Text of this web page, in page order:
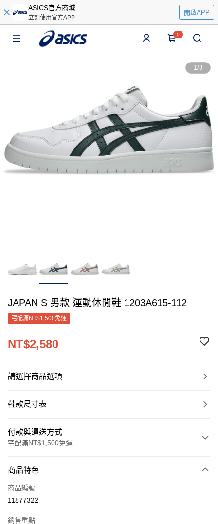
ASICS官方商城
立刻使用官方APP
開啟APP
0
1/8
JAPAN S 男款 運動休閒鞋 1203A615-112
宅配滿NT$1,500免運
NT$2,580
請選擇商品選項
鞋款尺寸表
付款與運送方式
宅配滿NT$1,500免運
信用卡一次付款
運送方式
黑貓宅急便 (僅限台灣本島，離島恕不配送) 預計2-3個工作天到貨
商品特色
商品編號
11877322
銷售重點